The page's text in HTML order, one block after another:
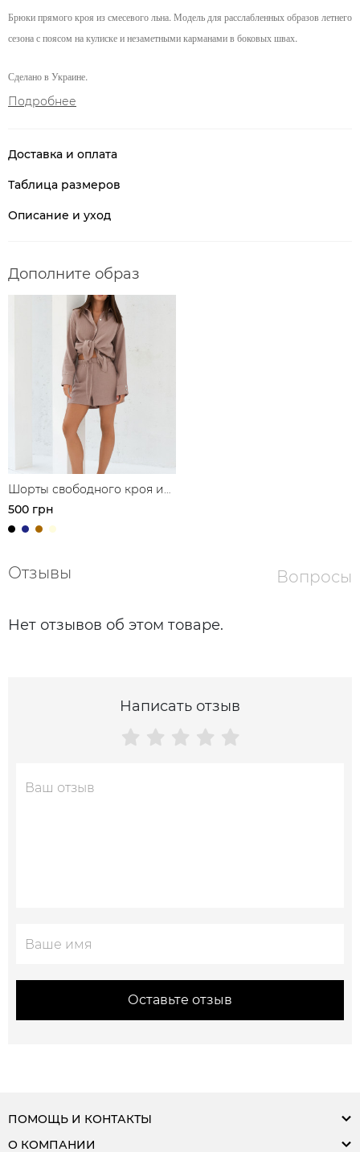
Брюки прямого кроя из смесевого льна. Модель для расслабленных образов летнего
сезона с поясом на кулиске и незаметными карманами в боковых швах.
Сделано в Украине.
Подробнее
Доставка и оплата
Таблица размеров
Описание и уход
Дополните образ
Шорты свободного кроя из
смесевого льна
500 грн
Отзывы Вопросы
Нет отзывов об этом товаре.
Написать отзыв
Оставьте отзыв
ПОМОЩЬ И КОНТАКТЫ
О КОМПАНИИ